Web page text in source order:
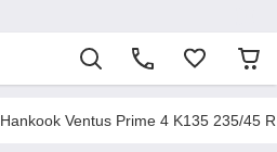
Hankook Ventus Prime 4 K135 235/45